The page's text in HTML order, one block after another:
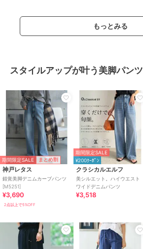
もっとみる
スタイルアップが叶う美脚パンツ
期間限定SALE まとめ割
神戸レタス
錯覚美脚デニムカーブパンツ
[M5251]
¥3,690
2点以上で5%OFF
期間限定SALE
¥200ｸｰﾎﾟﾝ
クラシカルエルフ
美シルエット。ハイウエスト
ワイドデニムパンツ
¥3,518